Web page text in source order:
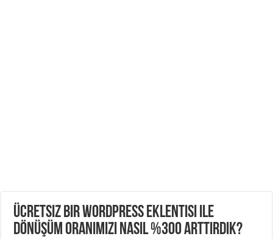
Ücretsiz Bir WordPress Eklentisi ile
Dönüşüm Oranımızı Nasıl %300 Arttırdık?